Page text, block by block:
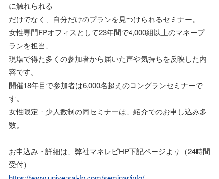
に触れられる
だけでなく、自分だけのプランを見つけられるセミナー。
女性専門FPオフィスとして23年間で4,000組以上のマネープ
ランを担当、
現場で得た多くの参加者から届いた声や気持ちを反映した内
容です。
開催18年目で参加者は6,000名超えのロングランセミナーで
す。
女性限定・少人数制の同セミナーは、紹介でのお申し込み多
数。
お申込み・詳細は、弊社マネレピHP下記ページより（24時間
受付）